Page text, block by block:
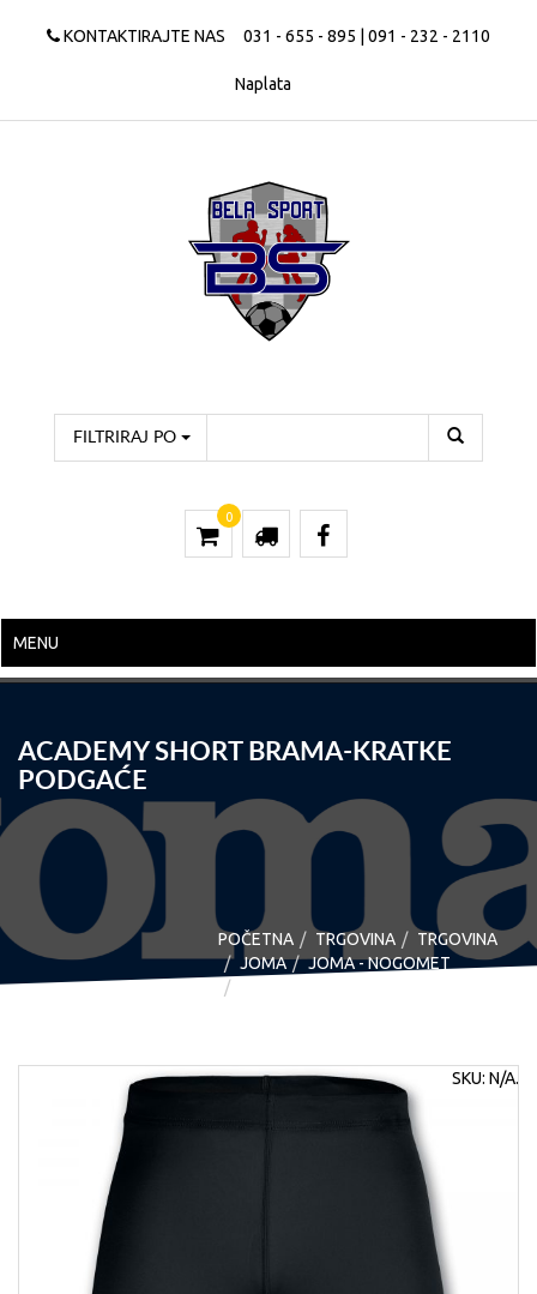
KONTAKTIRAJTE NAS 031 - 655 - 895 | 091 - 232 - 2110
Naplata
FILTRIRAJ PO
0
MENU
ACADEMY SHORT BRAMA-KRATKE
PODGAĆE
POČETNA TRGOVINA
TRGOVINA
JOMA
JOMA - NOGOMET
SKU: N/A.